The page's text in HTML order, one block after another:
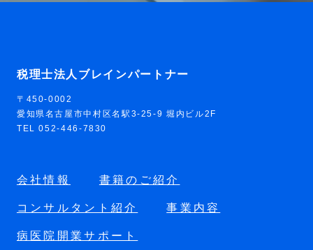
税理士法人ブレインパートナー
〒450-0002
愛知県名古屋市中村区名駅3-25-9 堀内ビル2F
TEL 052-446-7830
会社情報 書籍のご紹介
コンサルタント紹介 事業内容
病医院開業サポート